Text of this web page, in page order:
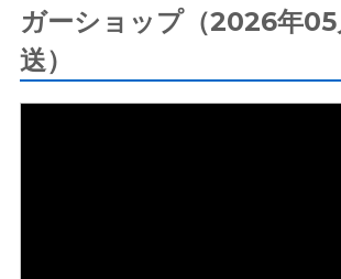
ガーショップ（2026年
送）